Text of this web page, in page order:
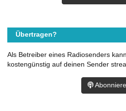
Übertragen?
Als Betreiber eines Radiosenders
kostengünstig auf deinen Sender